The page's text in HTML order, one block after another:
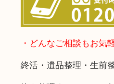
・どんなご相談もお気
終活・遺品整理・生前